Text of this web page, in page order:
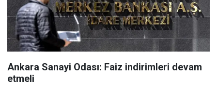
Ankara Sanayi Odası: Faiz indirimleri devam
etmeli